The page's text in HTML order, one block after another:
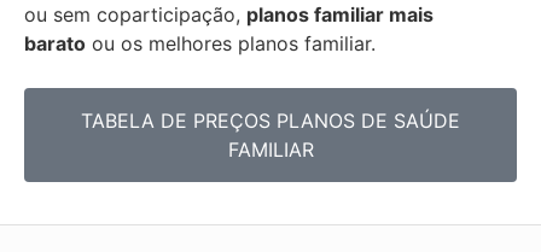
ou sem coparticipação, planos familiar mais
barato ou os melhores planos familiar.
TABELA DE PREÇOS PLANOS DE SAÚDE
FAMILIAR